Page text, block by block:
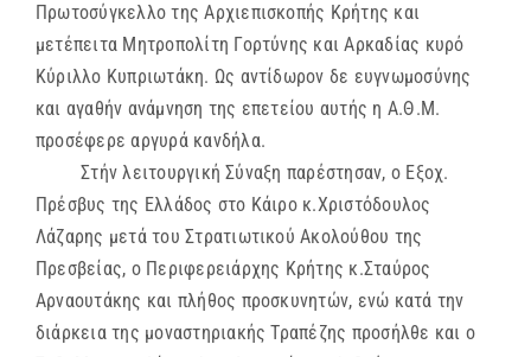
Πρωτοσύγκελλο της Αρχιεπισκοπής Κρήτης και
μετέπειτα Μητροπολίτη Γορτύνης και Αρκαδίας κυρό
Κύριλλο Κυπριωτάκη. Ως αντίδωρον δε ευγνωμοσύνης
και αγαθήν ανάμνηση της επετείου αυτής η Α.Θ.Μ.
προσέφερε αργυρά κανδήλα.
Στήν λειτουργική Σύναξη παρέστησαν, ο Εξοχ.
Πρέσβυς της Ελλάδος στο Κάιρο κ.Χριστόδουλος
Λάζαρης μετά του Στρατιωτικού Ακολούθου της
Πρεσβείας, ο Περιφερειάρχης Κρήτης κ.Σταύρος
Αρναουτάκης και πλήθος προσκυνητών, ενώ κατά την
διάρκεια της μοναστηριακής Τραπέζης προσήλθε και ο